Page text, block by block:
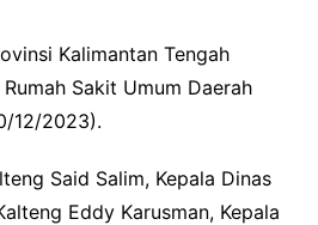
Kalimantan Tengah
Sakit Umum Daerah
12/2023).
Said Salim, Kepala Dinas
Eddy Karusman, Kepala